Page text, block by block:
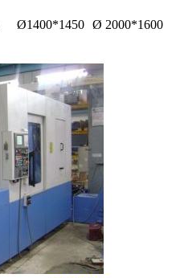
Ø1400*1450 Ø 2000*1600